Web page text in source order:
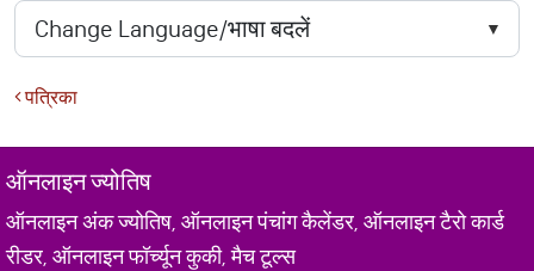
पत्रिका
ऑनलाइन ज्योतिष
ऑनलाइन अंक ज्योतिष, ऑनलाइन पंचांग कैलेंडर, ऑनलाइन टैरो कार्ड
रीडर, ऑनलाइन फॉर्च्यून कुकी, मैच टूल्स